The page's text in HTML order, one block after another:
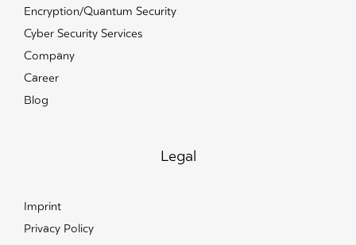
Encryption/Quantum Security
Cyber Security Services
Company
Career
Blog
Legal
Imprint
Privacy Policy